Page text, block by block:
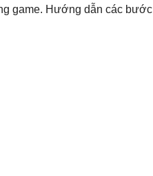
game. Hướng dẫn các bước